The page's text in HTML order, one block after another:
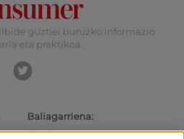
guztiei buruzko informazio
eta praktikoa.
Baliagarriena:
Gaurkotasuna